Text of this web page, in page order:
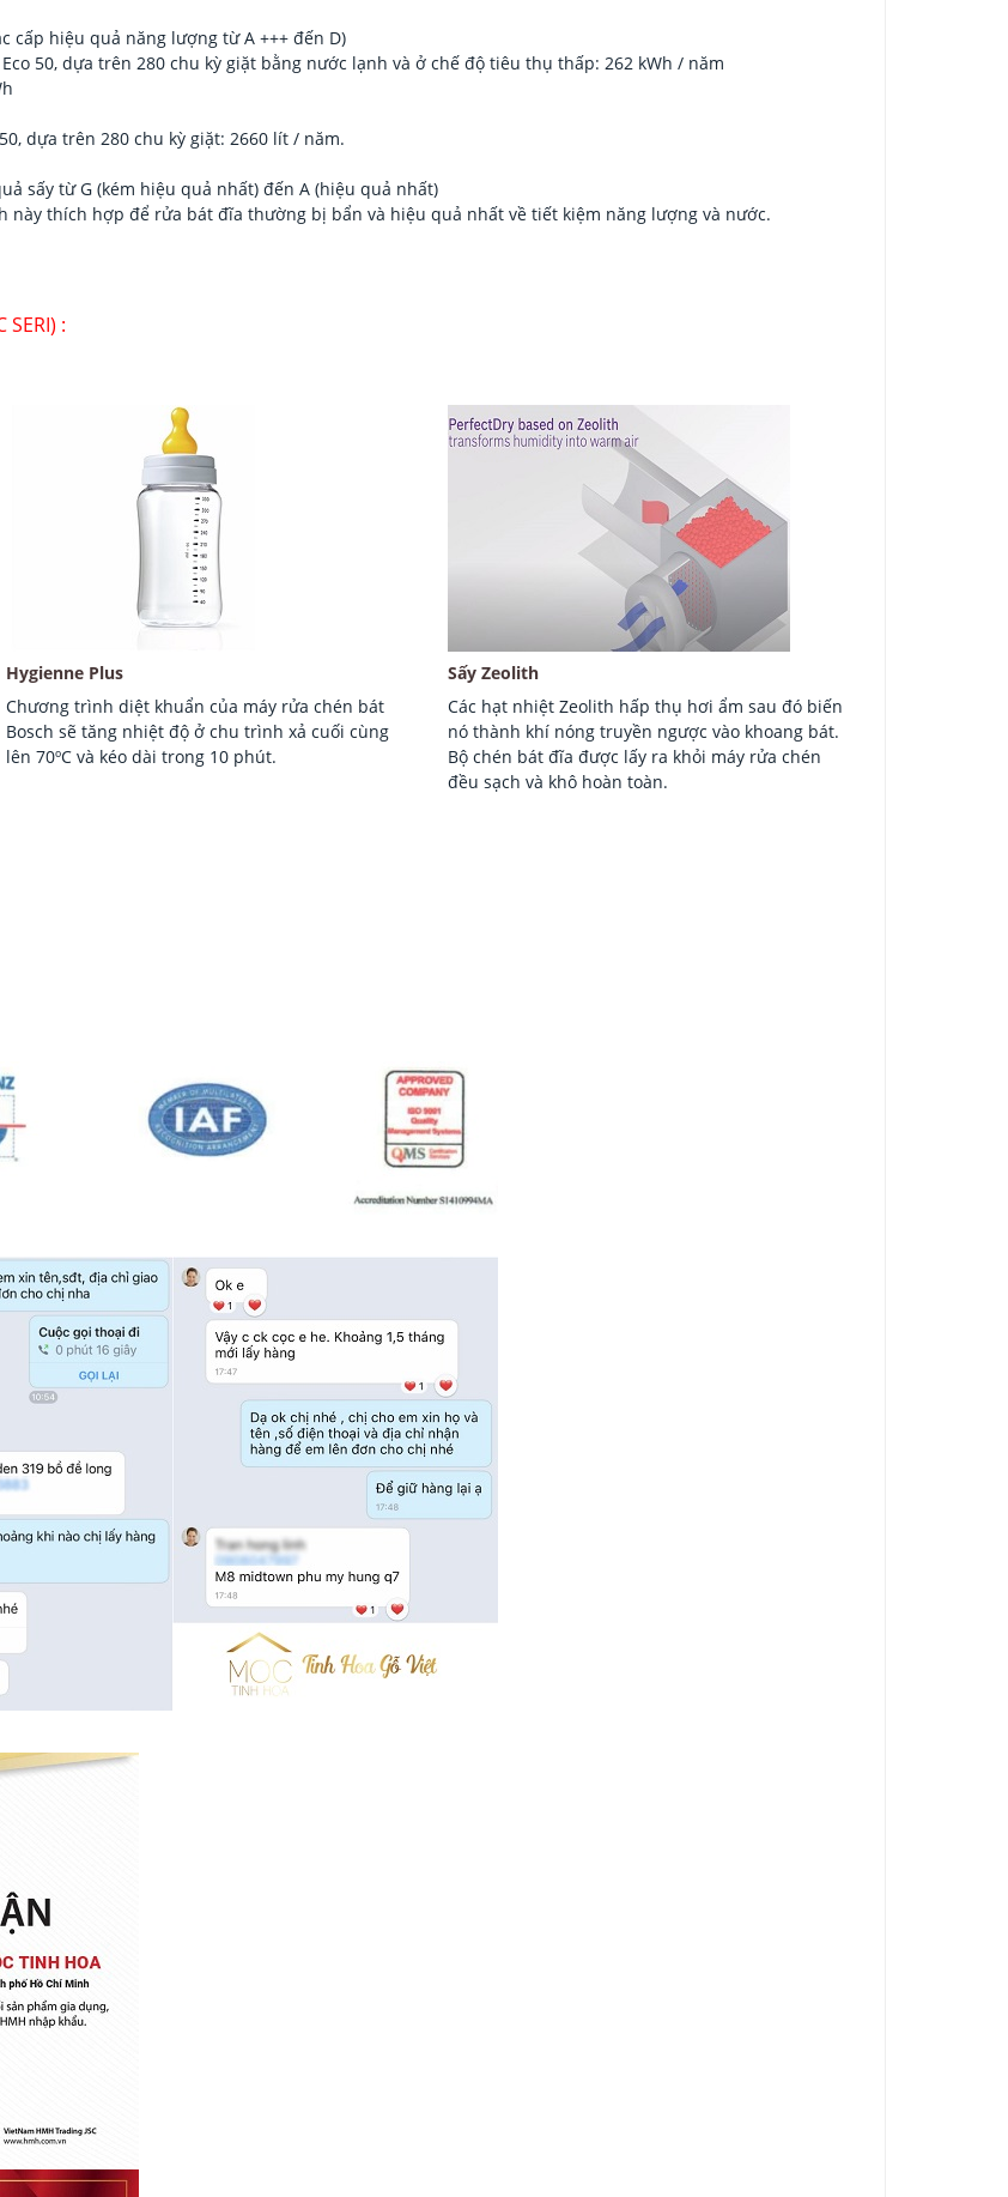
cấp hiệu quả năng lượng từ A +++ đến D)
50, dựa trên 280 chu kỳ giặt bằng nước lạnh và ở chế độ tiêu thụ thấp: 262 kWh / năm
dựa trên 280 chu kỳ giặt: 2660 lít / năm.
sấy từ G (kém hiệu quả nhất) đến A (hiệu quả nhất)
này thích hợp để rửa bát đĩa thường bị bẩn và hiệu quả nhất về tiết kiệm năng lượng và nước.
SERI) :
Hygienne Plus
Chương trình diệt khuẩn của máy rửa chén bát
Bosch sẽ tăng nhiệt độ ở chu trình xả cuối cùng
lên 70ºC và kéo dài trong 10 phút.
Sấy Zeolith
Các hạt nhiệt Zeolith hấp thụ hơi ẩm sau đó biến
nó thành khí nóng truyền ngược vào khoang bát.
Bộ chén bát đĩa được lấy ra khỏi máy rửa chén
đều sạch và khô hoàn toàn.